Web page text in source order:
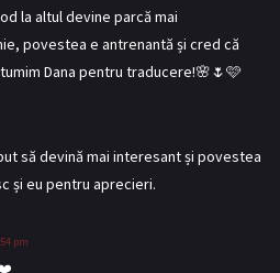
la altul devine parcă mai
povestea e antrenantă și cred că
Dana pentru traducere!🌸🌷🩷
să devină mai interesant și povestea
și eu pentru aprecieri.
pm